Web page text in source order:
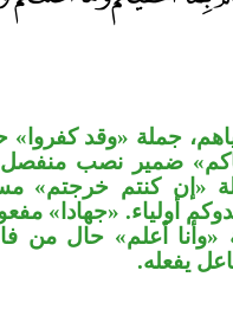
جملة «وقد
ضمير نصب
«إن كنتم خرجتم»
أولياء. «جهادا»
أعلم» حال من
يفعله.